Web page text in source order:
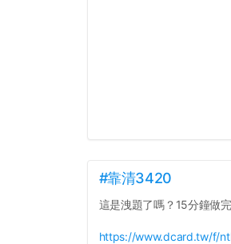
#靠清3420
這是洩題了嗎？15分鐘做
https://www.dcard.tw/f/